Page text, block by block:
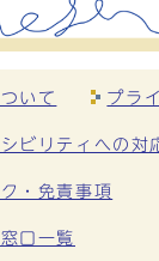
いて プラ
ビリティへの対
・免責事項
口一覧